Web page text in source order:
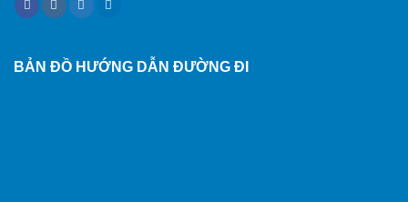
BẢN ĐỒ HƯỚNG DẪN ĐƯỜNG ĐI